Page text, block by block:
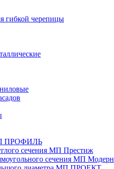
гибкой черепицы
ПРОФИЛЬ
сечения МП Престиж
сечения МП Модерн